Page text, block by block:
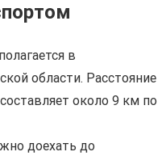
в
области. Расстояние
около 9 км по
доехать до